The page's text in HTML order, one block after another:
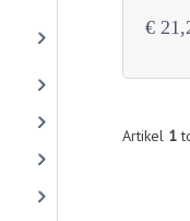
€
Artikel 1